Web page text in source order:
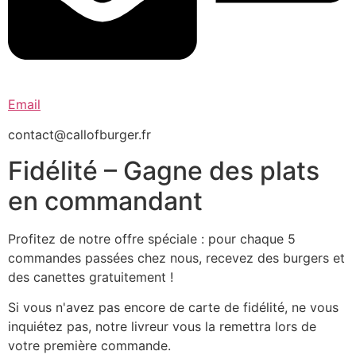
Email
contact@callofburger.fr
Fidélité – Gagne des plats
en commandant
Profitez de notre offre spéciale : pour chaque 5
commandes passées chez nous, recevez des burgers et
des canettes gratuitement !
Si vous n'avez pas encore de carte de fidélité, ne vous
inquiétez pas, notre livreur vous la remettra lors de
votre première commande.